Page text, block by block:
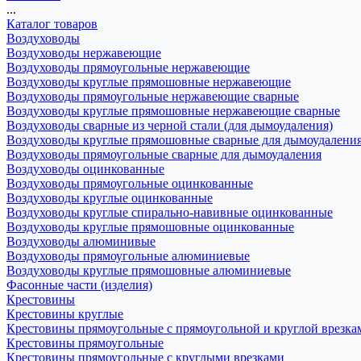
...
Каталог товаров
Воздуховоды
Воздуховоды нержавеющие
Воздуховоды прямоугольные нержавеющие
Воздуховоды круглые прямошовные нержавеющие
Воздуховоды прямоугольные нержавеющие сварные
Воздуховоды круглые прямошовные нержавеющие сварные
Воздуховоды сварные из черной стали (для дымоудаления)
Воздуховоды круглые прямошовные сварные для
Воздуховоды прямоугольные сварные для дымоудаления
Воздуховоды оцинкованные
Воздуховоды прямоугольные оцинкованные
Воздуховоды круглые оцинкованные
Воздуховоды круглые спирально-навивные оцинкованные
Воздуховоды круглые прямошовные оцинкованные
Воздуховоды алюминивые
Воздуховоды прямоугольные алюминиевые
Воздуховоды круглые прямошовные алюминиевые
Фасонные части (изделия)
Крестовины
Крестовины круглые
Крестовины прямоугольные с прямоугольной и круглой
Крестовины прямоугольные
Крестовины прямоугольные с круглыми врезками